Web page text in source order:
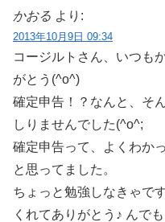
かおる より:
2013年10月9日 09:34
コージルトさん、いつも
がとう(^o^)
確定申告！？なんと、そ
しりませんでした(^o^;
確定申告って、よくわか
と思ってました。
ちょっと勉強しなきゃで
くれてありがとう♪ んで